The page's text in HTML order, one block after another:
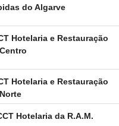
do Algarve
Hotelaria e Restauração
Hotelaria e Restauração
Hotelaria da R.A.M.